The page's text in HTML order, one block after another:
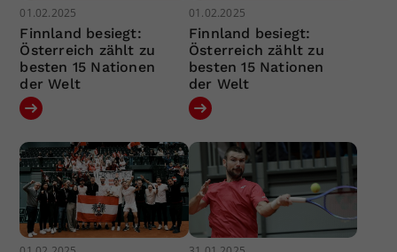
01.02.2025
Finnland besiegt:
Österreich zählt zu
besten 15 Nationen
der Welt
01.02.2025
Finnland besiegt:
Österreich zählt zu
besten 15 Nationen
der Welt